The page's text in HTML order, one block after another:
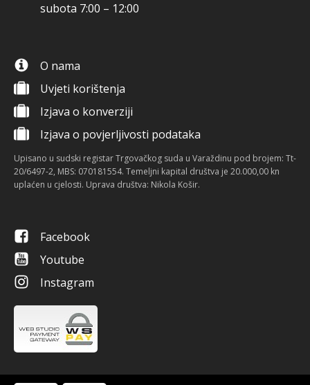
subota 7:00 – 12:00
O nama
Uvjeti korištenja
Izjava o konverziji
Izjava o povjerljivosti podataka
Upisano u sudski registar Trgovačkog suda u Varaždinu pod brojem: Tt-
20/6497-2, MBS: 070181554. Temeljni kapital društva je 20.000,00 kn
uplaćen u cjelosti. Uprava društva: Nikola Košir.
Facebook
Youtube
Instagram